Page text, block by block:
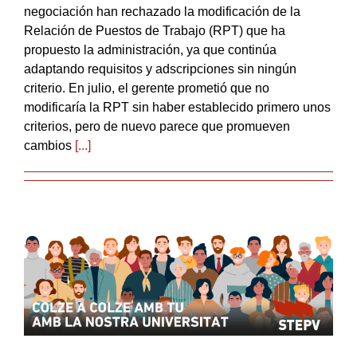
negociación han rechazado la modificación de la
Relación de Puestos de Trabajo (RPT) que ha
propuesto la administración, ya que continúa
adaptando requisitos y adscripciones sin ningún
criterio. En julio, el gerente prometió que no
modificaría la RPT sin haber establecido primero unos
criterios, pero de nuevo parece que promueven
cambios [...]